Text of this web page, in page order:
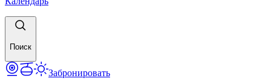
Поиск
Забронировать